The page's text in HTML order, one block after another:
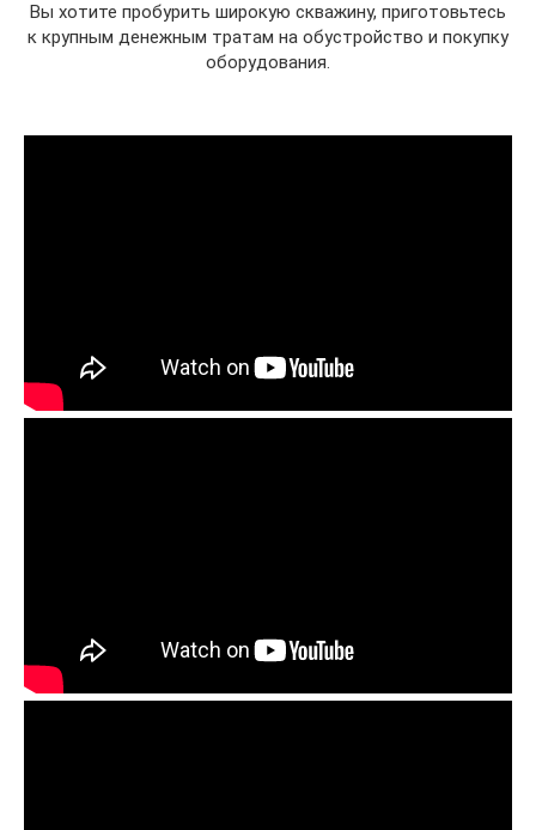
Вы хотите пробурить широкую скважину, приготовьтесь
к крупным денежным тратам на обустройство и покупку
оборудования.